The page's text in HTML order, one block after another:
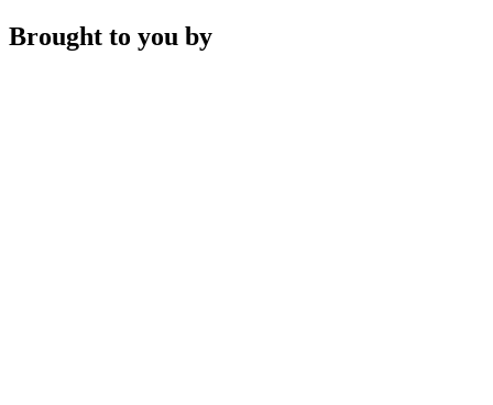
Brought to you by